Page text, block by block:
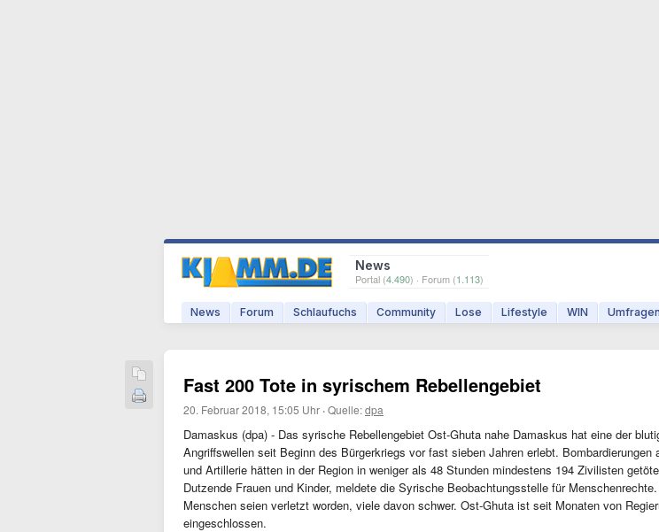
News
Portal (4.490) · Forum (1.113)
News Forum Schlaufuchs Community Lose Lifestyle WIN Umfragen
Fast 200 Tote in syrischem Rebellengebiet
20. Februar 2018, 15:05 Uhr ·Quelle:dpa
Damaskus (dpa) - Das syrische Rebellengebiet Ost-Ghuta nahe Damaskus hat eine der
Angriffswellen seit Beginn des Bürgerkriegs vor fast sieben Jahren erlebt. Bombardierungen
und Artillerie hätten in der Region in weniger als 48 Stunden mindestens 194 Zivilisten
Dutzende Frauen und Kinder, meldete die Syrische Beobachtungsstelle für
Menschen seien verletzt worden, viele davon schwer. Ost-Ghuta ist seit Monaten von
eingeschlossen.